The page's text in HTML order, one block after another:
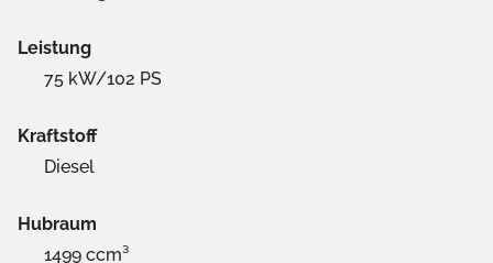
Leistung
75 kW/102 PS
Kraftstoff
Diesel
Hubraum
1499 ccm³